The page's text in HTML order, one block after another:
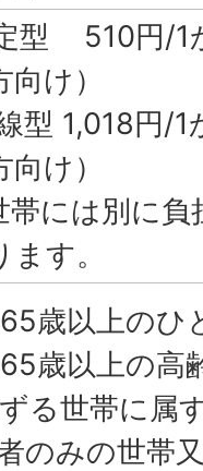
型 510円/1
け）
円/1か
け）
帯には別に
す。
歳以上のひ
歳以上の高
る世帯に属
のみの世帯